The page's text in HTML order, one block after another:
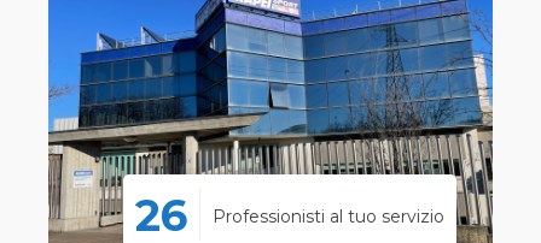
26 Professionisti al tuo servizio